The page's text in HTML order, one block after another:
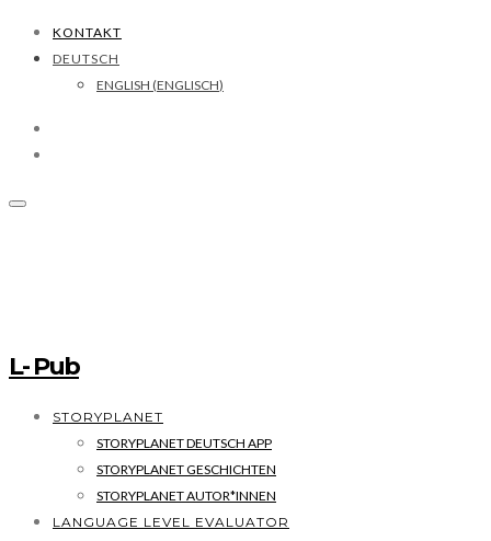
KONTAKT
DEUTSCH
ENGLISH (ENGLISCH)
L- Pub
STORYPLANET
STORYPLANET DEUTSCH APP
STORYPLANET GESCHICHTEN
STORYPLANET AUTOR*INNEN
LANGUAGE LEVEL EVALUATOR